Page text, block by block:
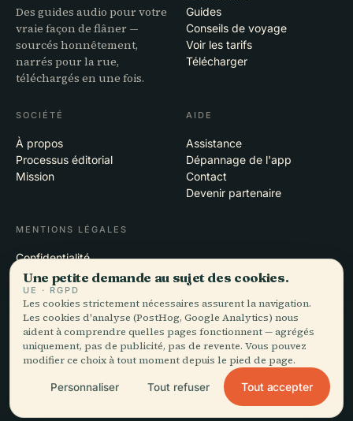
Des guides audio pour votre
vraie façon de flâner —
sourcés honnêtement,
narrés pour la rue,
téléchargés en une fois.
Guides
Conseils de voyage
Voir les tarifs
Télécharger
SOCIÉTÉ
À propos
Processus éditorial
Mission
AIDE
Assistance
Dépannage de l'app
Contact
Devenir partenaire
MENTIONS LÉGALES
Confidentialité
Conditions
Paramètres des cookies
Supprimer le compte
© 2026 Audiala · Conçu à Morges, en Suisse, sur la route et dans les
EN · FR · DE · ES · IT · PT · JA · ZH · HI · RU · CS · AR
Une petite demande au sujet des cookies.
UE · RGPD
Les cookies strictement nécessaires assurent la navigation.
Les cookies d'analyse (PostHog, Google Analytics) nous
aident à comprendre quelles pages fonctionnent — agrégés
uniquement, pas de publicité, pas de revente. Vous pouvez
modifier ce choix à tout moment depuis le pied de page.
Personnaliser Tout refuser Tout accepter